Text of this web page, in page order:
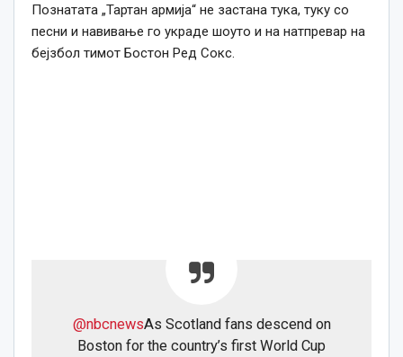
Познатата „Тартан армија“ не застана тука, туку со
песни и навивање го украде шоуто и на натпревар на
бејзбол тимот Бостон Ред Сокс.
@nbcnewsAs Scotland fans descend on
Boston for the country’s first World Cup